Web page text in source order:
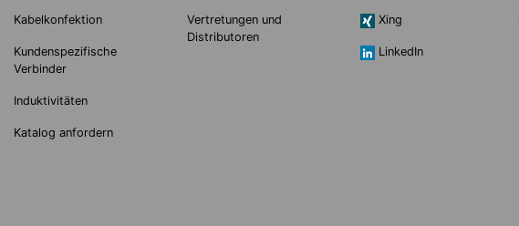
Kabelkonfektion
Kundenspezifische
Verbinder
Induktivitäten
Katalog anfordern
Vertretungen und
Distributoren
Xing
LinkedIn